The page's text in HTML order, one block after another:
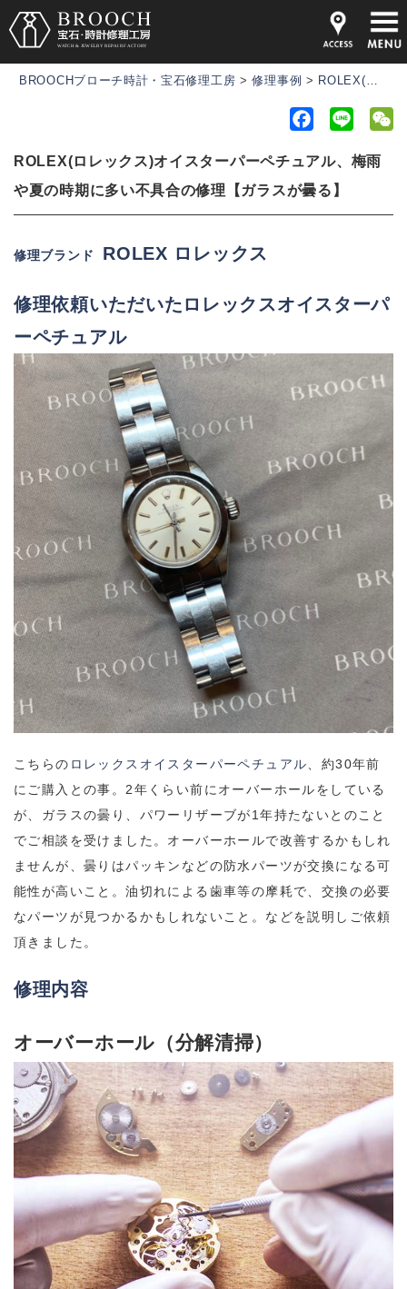
BROOCHブローチ時計・宝石修理工房 >修理事例 > ROLEX(ロレックス)オイスターパーペチュアル、梅雨や夏の時期に多い不具合の修理【ガラスが曇る】
c
e
b
n
ROLEX(ロレックス)オイスターパーペチュアル、梅雨
や夏の時期に多い不具合の修理【ガラスが曇る】
修理ブランド ROLEX ロレックス
修理依頼いただいたロレックスオイスターパ
ーペチュアル
こちらの ロレックスオイスターパーペチュアル 、約30年前
にご購入との事。2年くらい前にオーバーホールをしている
が、ガラスの曇り、パワーリザーブが1年持たないとのこと
でご相談を受けました。オーバーホールで改善するかもしれ
ませんが、曇りはパッキンなどの防水パーツが交換になる可
能性が高いこと。油切れによる歯車等の摩耗で、交換の必要
なパーツが見つかるかもしれないこと。などを説明しご依頼
頂きました。
修理内容
オーバーホール（分解清掃）